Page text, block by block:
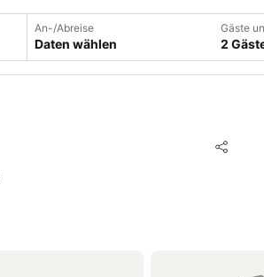
An-/Abreise
Daten wählen
Gäste
2
Teilen
Zu